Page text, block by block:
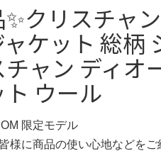
クリスチャ
ャケット 総
ャン ディオ
ト ウール
限定モデル
様に商品の使い心地などをご